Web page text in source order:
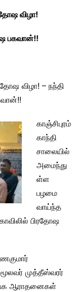
விழா!
பகவான்!!
விழா! – நந்தி
காஞ்சிபுரம்
காந்தி
சாலையில்
அமைந்து
ள்ள
பழமை
வாய்ந்த
பிரதோஷ
முத்தீஸ்வரர்
ஆராதனைகள்